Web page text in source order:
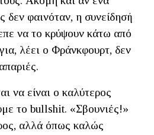
δεν φαινόταν, η συνείδησή
να το κρύψουν κάτω από
λέει ο Φράνκφουρτ, δεν
να είναι ο καλύτερος
το bullshit. «Σβουνιές!»
αλλά όπως καλώς